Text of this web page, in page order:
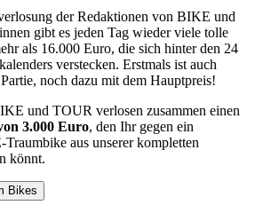
der Redaktionen von BIKE und
gibt es jeden Tag wieder viele tolle
als 16.000 Euro, die sich hinter den 24
verstecken. Erstmals ist auch
noch dazu mit dem Hauptpreis!
und TOUR verlosen zusammen einen
3.000 Euro, den Ihr gegen ein
aus unserer kompletten
könnt.